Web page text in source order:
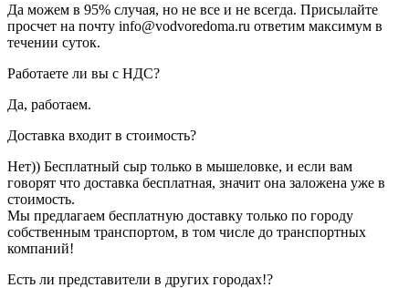
Да можем в 95% случая, но не все и не всегда. Присылайте
просчет на почту info@vodvoredoma.ru ответим максимум в
течении суток.
Работаете ли вы с НДС?
Да, работаем.
Доставка входит в стоимость?
Нет)) Бесплатный сыр только в мышеловке, и если вам
говорят что доставка бесплатная, значит она заложена уже в
стоимость.
Мы предлагаем бесплатную доставку только по городу
собственным транспортом, в том числе до транспортных
компаний!
Есть ли представители в других городах!?